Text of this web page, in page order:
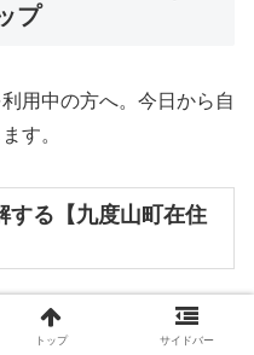
プ
用中の方へ。今日から自
す。
する【九度山町在住
費貸借契約は、公序良俗
トップ サイドバー